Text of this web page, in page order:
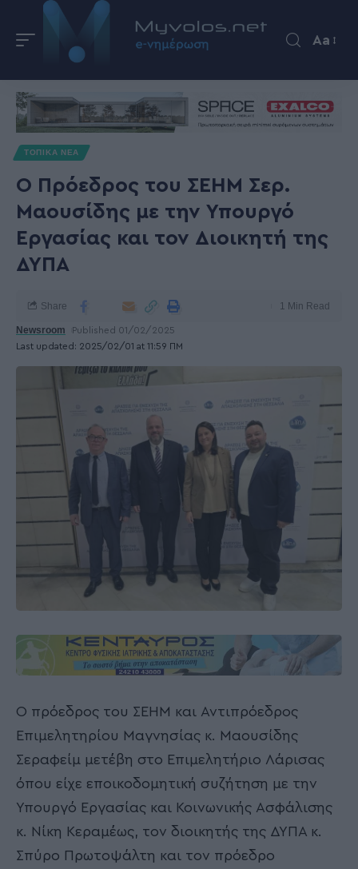
Aa
ΤΟΠΙΚΑ ΝΕΑ
Ο Πρόεδρος του ΣΕΗΜ Σερ.
Μαουσίδης με την Υπουργό
Εργασίας και τον Διοικητή της
ΔΥΠΑ
Last updated: 2025/02/01 at 11:59 ΠΜ
Newsroom Published 01/02/2025
Share 1 Min Read
Ο πρόεδρος του ΣΕΗΜ και Αντιπρόεδρος
Επιμελητηρίου Μαγνησίας κ. Μαουσίδης
Σεραφείμ μετέβη στο Επιμελητήριο Λάρισας
όπου είχε εποικοδομητική συζήτηση με την
Υπουργό Εργασίας και Κοινωνικής Ασφάλισης
κ. Νίκη Κεραμέως, τον διοικητής της ΔΥΠΑ κ.
Σπύρο Πρωτοψάλτη και τον πρόεδρο